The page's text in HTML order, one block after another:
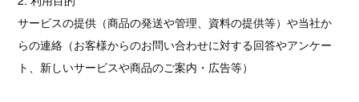
サービスの提供（商品の発送や管理、資料の提供等）や当社か
らの連絡（お客様からのお問い合わせに対する回答やアンケー
ト、新しいサービスや商品のご案内・広告等）